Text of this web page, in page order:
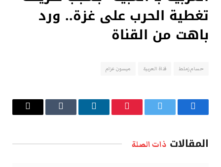
تغطية الحرب على غزة.. ورد
باهت من القناة
حسام زملط قناة العربية ميسون عزام
فيسبوك تويتر بينتيريستلينكدإن Tumblr
البريد
المقالات ذات الصلة